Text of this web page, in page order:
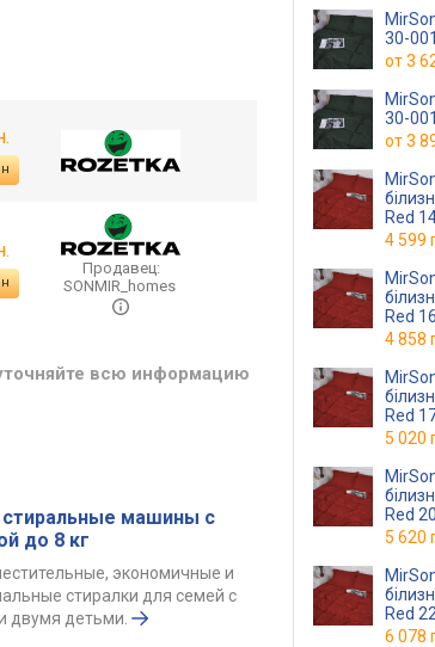
Продавец:
SONMIR_homes
всю информацию
машины с
до 8 кг
экономичные и
стиралки для семей с
двумя детьми.
MirSon
30-
от3
MirSon
30-
от3
білизни Satin Stripe
Red
4 599
білизни Satin Stripe
Red
4 858
білизни Satin Stripe
Red
5 020
білизни Satin Stripe
Red
5 620
білизни Satin Stripe
Red
6 078